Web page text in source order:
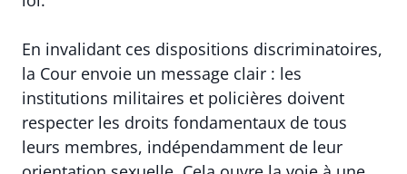
En invalidant ces dispositions discriminatoires,
la Cour envoie un message clair : les
institutions militaires et policières doivent
respecter les droits fondamentaux de tous
leurs membres, indépendamment de leur